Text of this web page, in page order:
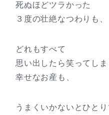
死ぬほどツラかった
３度の壮絶なつわりも、
どれもすべて
思い出したら笑ってし
幸せなお産も、
うまくいかないとひと